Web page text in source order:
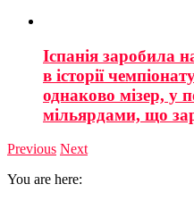
Іспанія заробила
в історії
однаково мізер, у
мільярдами, що
Previous Next
You are here: